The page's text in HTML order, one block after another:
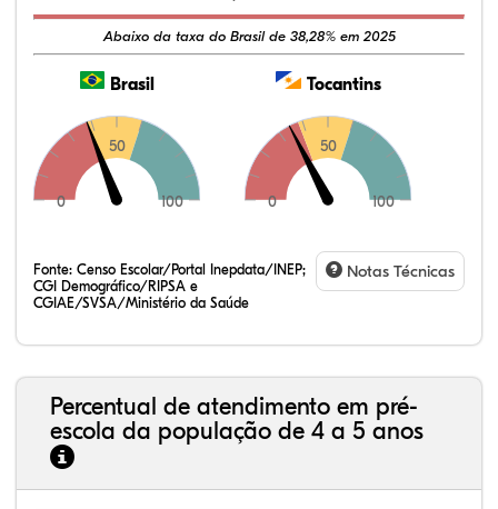
Abaixo da taxa do Brasil de 38,28% em 2025
Brasil
0
50
100
Tocantins
0
50
100
Fonte: Censo Escolar/Portal Inepdata/INEP;
CGI Demográfico/RIPSA e
CGIAE/SVSA/Ministério da Saúde
Notas Técnicas
Percentual de atendimento em pré-
escola da população de 4 a 5 anos